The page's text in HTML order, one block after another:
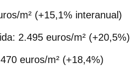
m² (+15,1% interanual)
2.495 euros/m² (+20,5%)
euros/m² (+18,4%)